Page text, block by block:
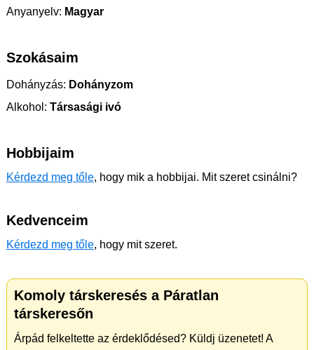
Anyanyelv: Magyar
Szokásaim
Dohányzás: Dohányzom
Alkohol: Társasági ivó
Hobbijaim
Kérdezd meg tőle, hogy mik a hobbijai. Mit szeret csinálni?
Kedvenceim
Kérdezd meg tőle, hogy mit szeret.
Komoly társkeresés a Páratlan
társkeresőn
Árpád felkeltette az érdeklődésed? Küldj üzenetet! A